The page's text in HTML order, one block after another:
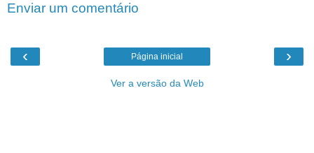
Enviar um comentário
‹ ›
Página inicial
Ver a versão da Web